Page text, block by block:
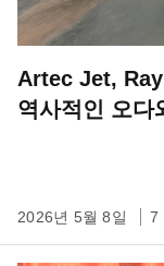
Artec Jet, Ray
역사적인 오다
2026년 5월 8일 7